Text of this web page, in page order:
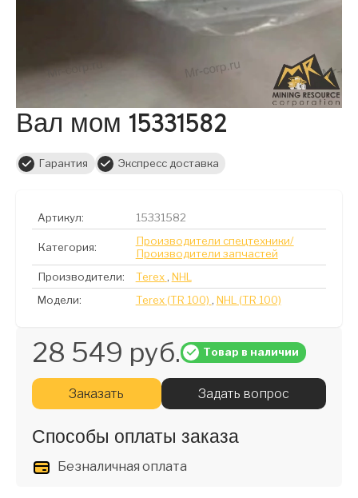
Вал мом 15331582
Гарантия Экспресс доставка
Артикул: 15331582
Категория:
Производители спецтехники/
Производители запчастей
Производители:
Terex , NHL
Модели:
Terex (TR 100) , NHL (TR 100)
28 549 руб. Товар в наличии
Заказать Задать вопрос
Способы оплаты заказа
Безналичная оплата